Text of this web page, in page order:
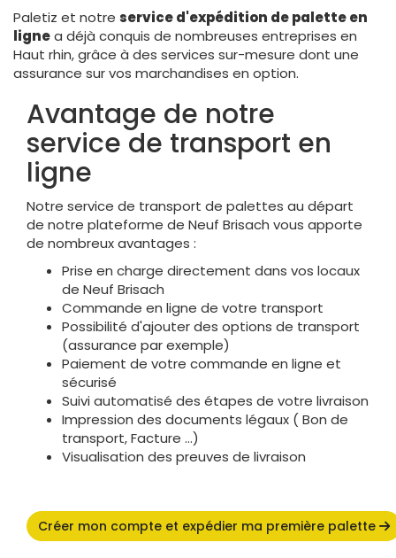
Paletiz et notre service d'expédition de palette en
lignea déjà conquis de nombreuses entreprises en
Haut rhin, grâce à des services sur-mesure dont une
assurance sur vos marchandises en option.
Avantage de notre
service de transport en
ligne
Notre service de transport de palettes au départ
de notre plateforme de Neuf Brisach vous apporte
de nombreux avantages :
Prise en charge directement dans vos locaux
de Neuf Brisach
Commande en ligne de votre transport
Possibilité d'ajouter des options de transport
(assurance par exemple)
Paiement de votre commande en ligne et
sécurisé
Suivi automatisé des étapes de votre livraison
Impression des documents légaux ( Bon de
transport, Facture ...)
Visualisation des preuves de livraison
Créer mon compte et expédier ma première palette